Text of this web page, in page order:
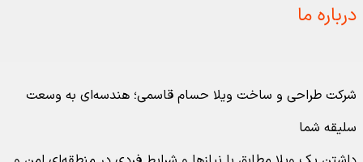
درباره ما
شرکت طراحی و ساخت ویلا حسام قاسمی؛ هندسه‌ای به وسعت
سلیقه شما